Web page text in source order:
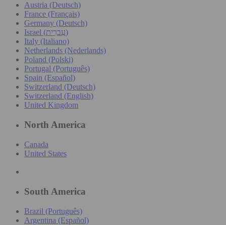
Austria (Deutsch)
France (Français)
Germany (Deutsch)
Israel (עִברִית)
Italy (Italiano)
Netherlands (Nederlands)
Poland (Polski)
Portugal (Português)
Spain (Español)
Switzerland (Deutsch)
Switzerland (English)
United Kingdom
North America
Canada
United States
South America
Brazil (Português)
Argentina (Español)